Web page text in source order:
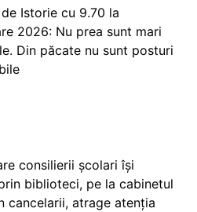
Istorie cu 9.70 la
2026: Nu prea sunt mari
Din păcate nu sunt posturi
consilierii școlari își
biblioteci, pe la cabinetul
cancelarii, atrage atenția